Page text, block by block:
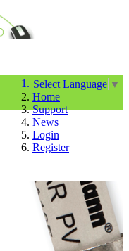
Select Language ▼
Home
Support
News
Login
Register